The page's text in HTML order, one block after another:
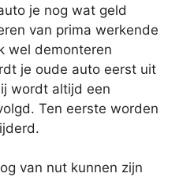
je nog wat geld
van prima werkende
wel demonteren
je oude auto eerst uit
wordt altijd een
Ten eerste worden
van nut kunnen zijn